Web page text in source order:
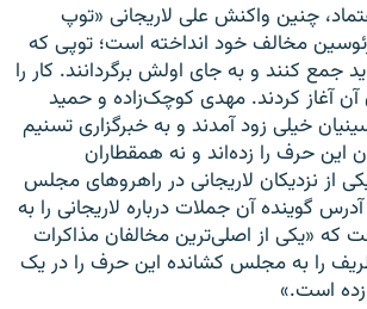
چنین واکنش علی لاریجانی «توپ
مخالف خود انداخته است؛ توپی که
جمع کنند و به جای اولش برگردانند. کار را
آغاز کردند. مهدی کوچک‌زاده و حمید
خیلی زود آمدند و به خبرگزاری تسنیم
این حرف را زده‌اند و نه همقطاران
از نزدیکان لاریجانی در راهروهای مجلس
گوینده آن جملات درباره لاریجانی را به
که «یکی از اصلی‌ترین مخالفان مذاکرات
را به مجلس کشانده این حرف را در یک
است.»